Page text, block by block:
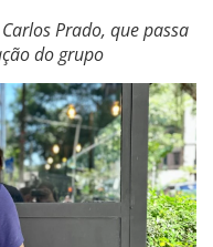
Prado, que passa
do grupo